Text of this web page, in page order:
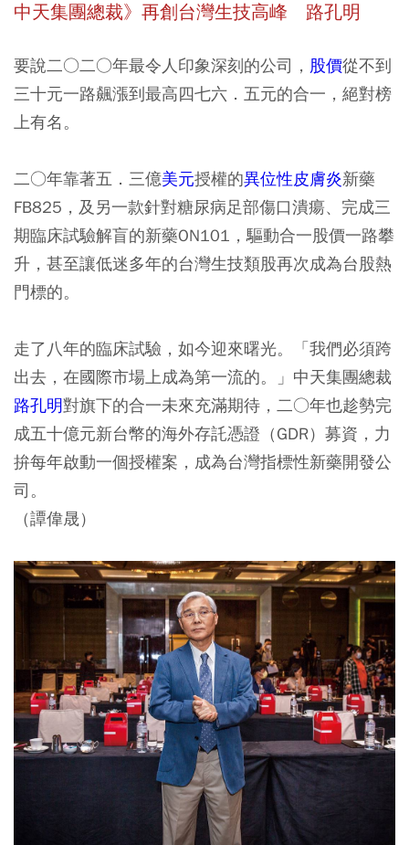
中天集團總裁》再創台灣生技高峰 路孔明
要說二○二○年最令人印象深刻的公司， 股價從不到
三十元一路飆漲到最高四七六．五元的合一，絕對榜
上有名。
二○年靠著五．三億美元授權的異位性皮膚炎新藥
FB825，及另一款針對糖尿病足部傷口潰瘍、完成三
期臨床試驗解盲的新藥ON101，驅動合一股價一路攀
升，甚至讓低迷多年的台灣生技類股再次成為台股熱
門標的。
走了八年的臨床試驗，如今迎來曙光。「我們必須跨
出去，在國際市場上成為第一流的。」中天集團總裁
路孔明對旗下的合一未來充滿期待，二○年也趁勢完
成五十億元新台幣的海外存託憑證（GDR）募資，力
拚每年啟動一個授權案，成為台灣指標性新藥開發公
司。
（譚偉晟）